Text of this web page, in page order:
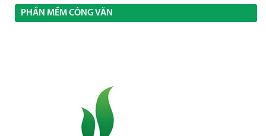
PHẦN MỀM CÔNG VĂN